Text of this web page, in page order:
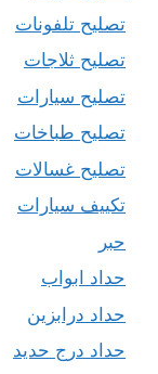
تصليح تلفونات
تصليح ثلاجات
تصليح سيارات
تصليح طباخات
تصليح غسالات
تكييف سيارات
حبر
حداد ابواب
حداد درابزين
حداد درج حديد